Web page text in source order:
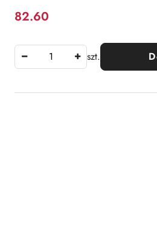
Cena:
82.60
szt.